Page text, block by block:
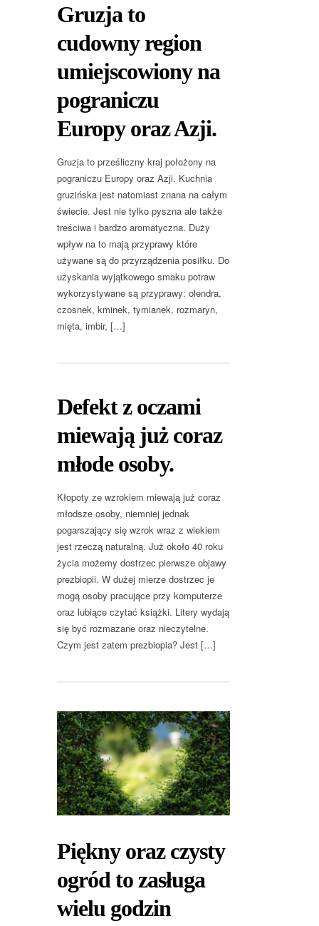
Gruzja to
cudowny region
umiejscowiony na
pograniczu
Europy oraz Azji.
Gruzja to prześliczny kraj położony na
pograniczu Europy oraz Azji. Kuchnia
gruzińska jest natomiast znana na całym
świecie. Jest nie tylko pyszna ale także
treściwa i bardzo aromatyczna. Duży
wpływ na to mają przyprawy które
używane są do przyrządzenia posiłku. Do
uzyskania wyjątkowego smaku potraw
wykorzystywane są przyprawy: olendra,
czosnek, kminek, tymianek, rozmaryn,
mięta, imbir, […]
Defekt z oczami
miewają już coraz
młode osoby.
Kłopoty ze wzrokiem miewają już coraz
młodsze osoby, niemniej jednak
pogarszający się wzrok wraz z wiekiem
jest rzeczą naturalną. Już około 40 roku
życia możemy dostrzec pierwsze objawy
prezbiopii. W dużej mierze dostrzec je
mogą osoby pracujące przy komputerze
oraz lubiące czytać książki. Litery wydają
się być rozmazane oraz nieczytelne.
Czym jest zatem prezbiopia? Jest […]
Piękny oraz czysty
ogród to zasługa
wielu godzin